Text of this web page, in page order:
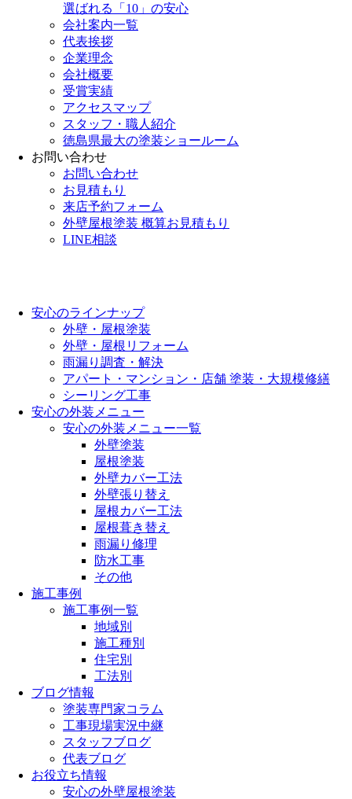
選ばれる「10」の安心
会社案内一覧
代表挨拶
企業理念
会社概要
受賞実績
アクセスマップ
スタッフ・職人紹介
徳島県最大の塗装ショールーム
お問い合わせ
お問い合わせ
お見積もり
来店予約フォーム
外壁屋根塗装 概算お見積もり
LINE相談
安心のラインナップ
外壁・屋根塗装
外壁・屋根リフォーム
雨漏り調査・解決
アパート・マンション・店舗 塗装・大規模修繕
シーリング工事
安心の外装メニュー
安心の外装メニュー一覧
外壁塗装
屋根塗装
外壁カバー工法
外壁張り替え
屋根カバー工法
屋根葺き替え
雨漏り修理
防水工事
その他
施工事例
施工事例一覧
地域別
施工種別
住宅別
工法別
ブログ情報
塗装専門家コラム
工事現場実況中継
スタッフブログ
代表ブログ
お役立ち情報
安心の外壁屋根塗装